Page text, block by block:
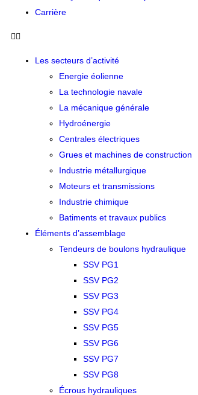
Carrière
Les secteurs d’activité
Energie éolienne
La technologie navale
La mécanique générale
Hydroénergie
Centrales électriques
Grues et machines de construction
Industrie métallurgique
Moteurs et transmissions
Industrie chimique
Batiments et travaux publics
Éléments d’assemblage
Tendeurs de boulons hydraulique
SSV PG1
SSV PG2
SSV PG3
SSV PG4
SSV PG5
SSV PG6
SSV PG7
SSV PG8
Écrous hydrauliques